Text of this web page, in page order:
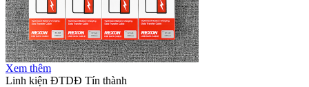
Xem thêm
Linh kiện ĐTDĐ Tín thành